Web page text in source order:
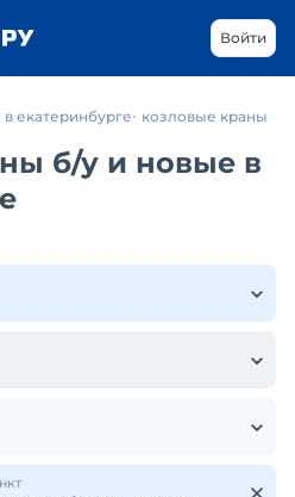
Войти
екатеринбурге козловые краны
б/у и новые в